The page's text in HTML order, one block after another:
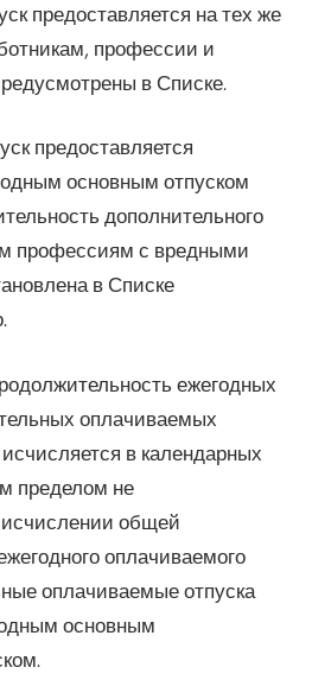
предоставляется на тех же
профессии и
в Списке.
предоставляется
основным отпуском
дополнительного
профессиям с вредными
в Списке
ежегодных
оплачиваемых
в календарных
пределом не
исчислении общей
оплачиваемого
оплачиваемые отпуска
основным